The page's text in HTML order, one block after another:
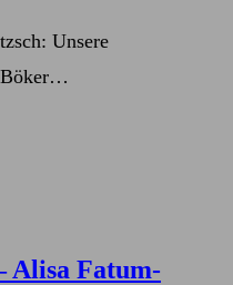
Unsere
Böker…
Alisa Fatum-